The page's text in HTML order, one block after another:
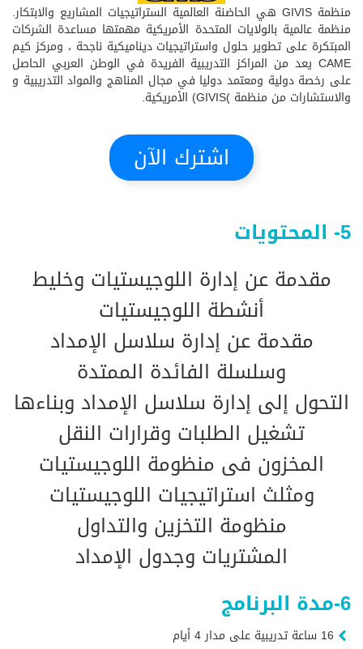
منظمة GIVIS هي الحاضنة العالمية الستراتيجيات المشاريع والابتكار.
منظمة عالمية بالولايات المتحدة الأمريكية مهمتها مساعدة الشركات
المبتكرة على تطوير حلول واستراتيجيات ديناميكية ناجحة ، ومركز كيم
CAME يعد من المراكز التدريبية الفريدة في الوطن العربي الحاصل
على رخصة دولية ومعتمد دوليا في مجال المناهج والمواد التدريبية و
والاستشارات من منظمة )GIVIS) الأمريكية.
اشترك الآن
5- المحتويات
مقدمة عن إدارة اللوجيستيات وخليط
أنشطة اللوجيستيات
مقدمة عن إدارة سلاسل الإمداد
وسلسلة الفائدة الممتدة
التحول إلى إدارة سلاسل الإمداد وبناءها
تشغيل الطلبات وقرارات النقل
المخزون فى منظومة اللوجيستيات
ومثلث استراتيجيات اللوجيستيات
منظومة التخزين والتداول
المشتريات وجدول الإمداد
6-مدة البرنامج
16 ساعة تدريبية على مدار 4 أيام